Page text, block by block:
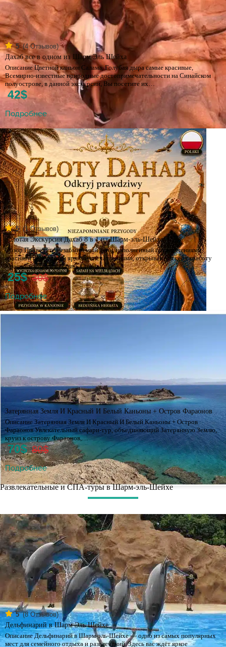
5 (4Отзывов)
Дахаб все в одном из Шарм Эль Шейха
Описание Цветной каньон Салама, Голубая дыра самые красивые,
Всемирно-известные природные достопримечательности на Синайском
полуострове, в данной экскурсии, Вы посетите их…
42$
Подробнее
5 (1Отзывов)
Золотая Экскурсия Дахаб 8 в 1 из Шарм-эль-Шейха
Обзор Проведите незабываемый день, наполненный приключениями,
красивой природой и яркими впечатлениями, открывая для себя красоту
Красного моря и пустынь Синая…
25$ 30$
Подробнее
Затерянная Земля И Красный И Белый Каньоны + Остров Фараонов
Описание Затерянная Земля И Красный И Белый Каньоны + Остров
Фараонов Увлекательный сафари-тур, объединяющий Затерянную Землю,
круиз к острову Фараонов,…
70$ 80$
Подробнее
Развлекательные и СПА-туры в Шарм-эль-Шейхе
5 (8Отзывов)
Дельфинарий в Шарм Эль Шейхе
Описание Дельфинарий в Шарм-эль-Шейхе — одно из самых популярных
мест для семейного отдыха и развлечений. Здесь вас ждёт яркое